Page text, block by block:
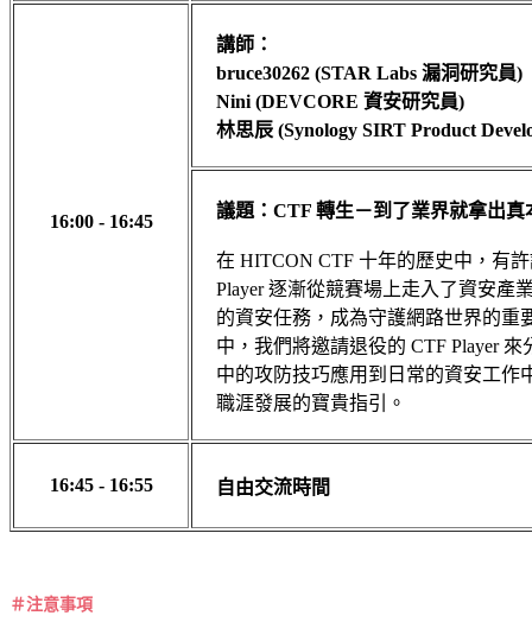
16:00 - 16:45
講師：
bruce30262 (STAR Labs 漏洞研究員)
Nini (DEVCORE 資安研究員)
林思辰 (Synology SIRT Product
議題：CTF 轉生－到了業界就拿出真
在 HITCON CTF 十年的歷史中，有
Player 逐漸從競賽場上走入了資安產
的資安任務，成為守護網路世界的重
中，我們將邀請退役的 CTF Player
中的攻防技巧應用到日常的資安工作
職涯發展的寶貴指引。
16:45 - 16:55 自由交流時間
＃注意事項